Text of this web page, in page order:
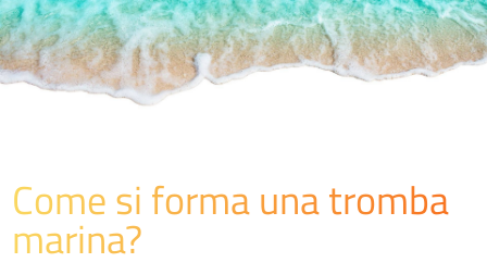
Come si forma una tromba
marina?